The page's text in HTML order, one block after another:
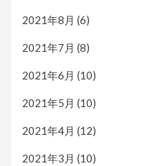
2021年8月 (6)
2021年7月 (8)
2021年6月 (10)
2021年5月 (10)
2021年4月 (12)
2021年3月 (10)